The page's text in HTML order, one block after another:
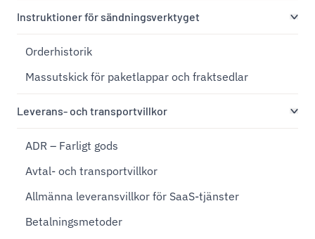
Instruktioner för sändningsverktyget
Orderhistorik
Massutskick för paketlappar och fraktsedlar
Leverans- och transportvillkor
ADR – Farligt gods
Avtal- och transportvillkor
Allmänna leveransvillkor för SaaS-tjänster
Betalningsmetoder